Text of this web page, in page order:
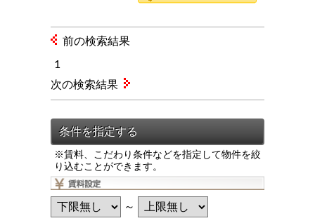
前の検索結果
1
※賃料、こだわり条件などを指定して物件を絞
り込むことができます。
～